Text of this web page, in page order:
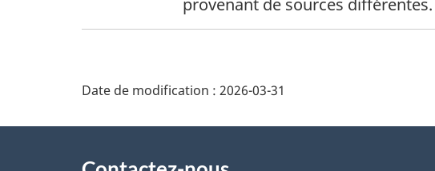
i
n
provenant de sources différentes.
Date de modification : 2026-03-31